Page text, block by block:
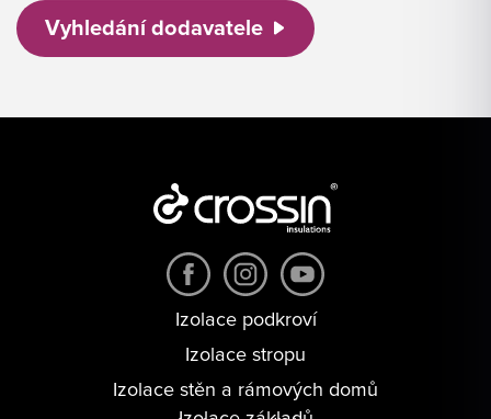
Vyhledání dodavatele
Izolace podkroví
Izolace stropu
Izolace stěn a rámových domů